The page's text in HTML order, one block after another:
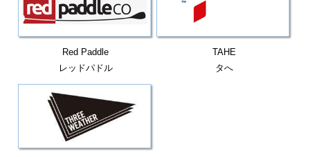
Red Paddle
レッドパドル
TAHE
タへ